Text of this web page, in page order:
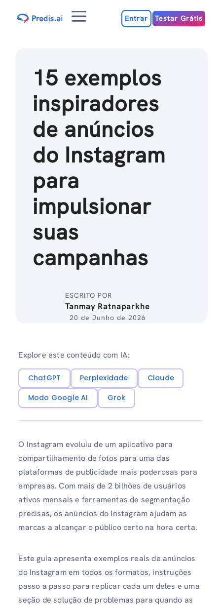
para
MenuEntrar Testar Grátis
15 exemplos
inspiradores
de anúncios
do Instagram
para
impulsionar
suas
campanhas
ESCRITO POR
Tanmay Ratnaparkhe
20 de Junho de 2026
Explore este conteúdo com IA:
ChatGPT Perplexidade
Claude
Modo Google AI
Grok
O Instagram evoluiu de um aplicativo para
compartilhamento de fotos para uma das
plataformas de publicidade mais poderosas para
empresas. Com mais de 2 bilhões de usuários
ativos mensais e ferramentas de segmentação
precisas, os anúncios do Instagram ajudam as
marcas a alcançar o público certo na hora certa.
Este guia apresenta exemplos reais de anúncios
do Instagram em todos os formatos, instruções
passo a passo para replicar cada um deles e uma
seção de solução de problemas para quando as